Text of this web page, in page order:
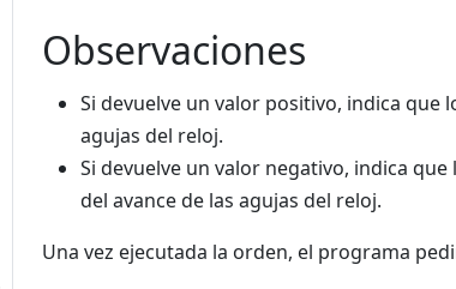
Observaciones
Si devuelve un valor positivo, indica que
agujas del reloj.
Si devuelve un valor negativo, indica
del avance de las agujas del reloj.
Una vez ejecutada la orden, el programa